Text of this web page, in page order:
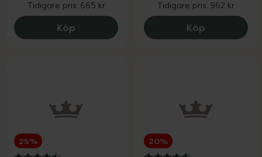
Pharbio, Pikasol, Litomove, Active Care &
Pureness
Tidigare pris: 665 kr
Köp Priorin Kapslar, 532 kr.
Tidigare pris: 962 kr
Köp Medik8
25% 20%